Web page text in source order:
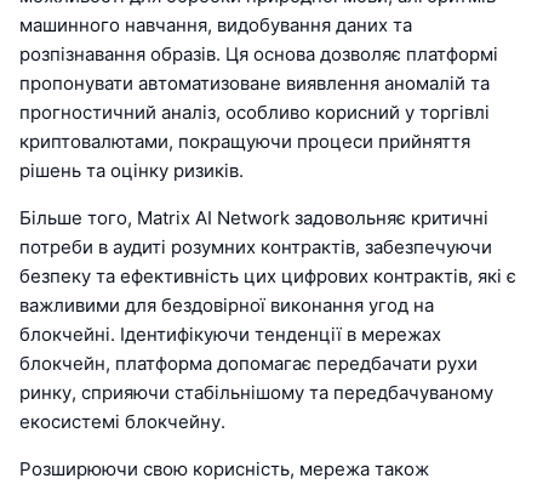
машинного навчання, видобування даних та
розпізнавання образів. Ця основа дозволяє платформі
пропонувати автоматизоване виявлення аномалій та
прогностичний аналіз, особливо корисний у торгівлі
криптовалютами, покращуючи процеси прийняття
рішень та оцінку ризиків.
Більше того, Matrix AI Network задовольняє критичні
потреби в аудиті розумних контрактів, забезпечуючи
безпеку та ефективність цих цифрових контрактів, які є
важливими для бездовірної виконання угод на
блокчейні. Ідентифікуючи тенденції в мережах
блокчейн, платформа допомагає передбачати рухи
ринку, сприяючи стабільнішому та передбачуваному
екосистемі блокчейну.
Розширюючи свою корисність, мережа також